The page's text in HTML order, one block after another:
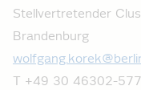
Stellvertretender
Brandenburg
T +49 30 46302-577